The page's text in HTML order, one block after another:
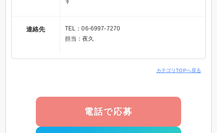
連絡先
TEL：06-6997-7270
担当：夜久
カテゴリTOPへ戻る
電話で応募